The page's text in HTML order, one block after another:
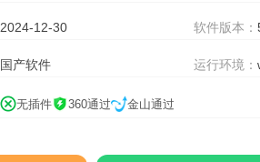
2024-12-30 软件版本：
国产软件 运行环境：
无插件 360通过 金山通过